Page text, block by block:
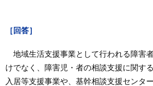
［回答］
地域生活支援事業として行われる障害
けでなく、障害児・者の相談支援に関す
入居等支援事業や、基幹相談支援センタ